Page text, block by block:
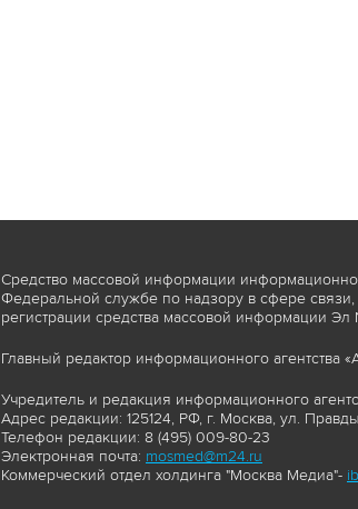
Средство массовой информации
Федеральной службе по надзору в сфере
регистрации средства массовой информации
Главный редактор информационного агентства
Учредитель и редакция информационного
Адрес редакции: 125124, РФ, г. Москва, ул.
Телефон редакции: 8 (495) 009-80-23
Электронная почта: mosmed@m24.ru
Коммерческий отдел холдинга "Москва Медиа"-